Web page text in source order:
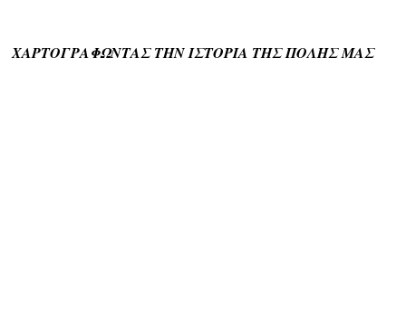
ΧΑΡΤΟΓΡΑΦΩΝΤΑΣ ΤΗΝ ΙΣΤΟΡΙΑ ΤΗΣ ΠΟΛΗΣ ΜΑΣ